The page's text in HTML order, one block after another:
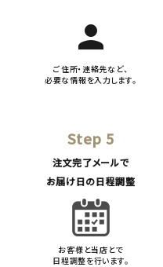
person
ご住所・連絡先など、
必要な情報を入力します。
Step 5
注文完了メールで
お届け日の日程調整
お客様と当店とで
日程調整を行います。